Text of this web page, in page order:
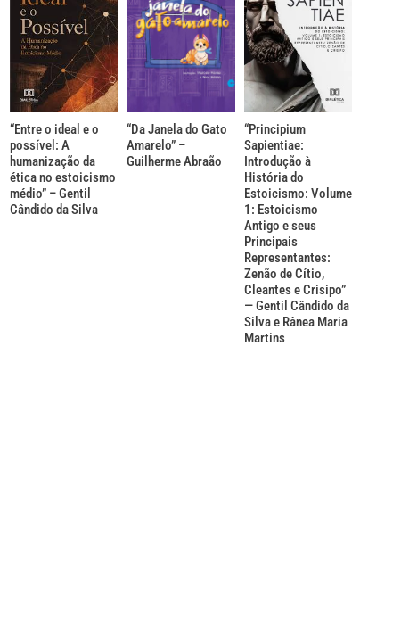
“Entre o ideal e o
possível: A
humanização da
ética no estoicismo
médio” – Gentil
Cândido da Silva
“Da Janela do Gato
Amarelo” –
Guilherme Abraão
“Principium
Sapientiae:
Introdução à
História do
Estoicismo: Volume
1: Estoicismo
Antigo e seus
Principais
Representantes:
Zenão de Cítio,
Cleantes e Crisipo”
— Gentil Cândido da
Silva e Rânea Maria
Martins